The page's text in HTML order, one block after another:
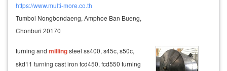
https://www.multi-more.co.th
Tumbol Nongbondaeng, Amphoe Ban Bueng,
Chonburi 20170
turning and millingsteel ss400, s45c, s50c,
skd11 turning cast iron fcd450, fcd550 turning